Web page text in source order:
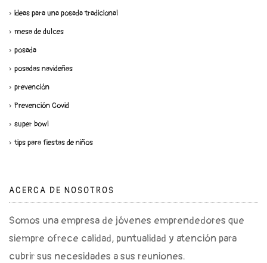
ideas para una posada tradicional
mesa de dulces
posada
posadas navideñas
prevención
Prevención Covid
super bowl
tips para fiestas de niños
ACERCA DE NOSOTROS
Somos una empresa de jóvenes emprendedores que
siempre ofrece calidad, puntualidad y atención para
cubrir sus necesidades a sus reuniones.